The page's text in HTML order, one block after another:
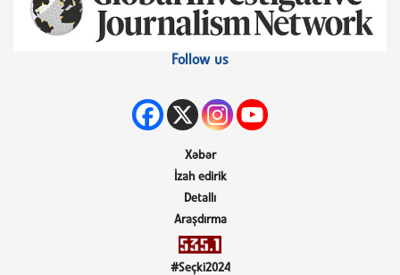
Follow us
Xəbər
İzah edirik
Detallı
Araşdırma
#Seçki2024